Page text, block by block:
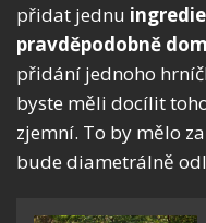
přidat jednu
pravděpodobně
přidání jednoho
byste měli docílit
zjemní. To by mělo
bude diametrálně